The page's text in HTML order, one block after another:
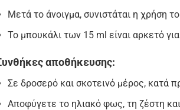
Μετά το άνοιγμα, συνιστάται η χρήση
Το μπουκάλι των 15 ml είναι αρκετό
αποθήκευσης:
Σε δροσερό και σκοτεινό μέρος, κατά
Αποφύγετε το ηλιακό φως, τη ζέστη